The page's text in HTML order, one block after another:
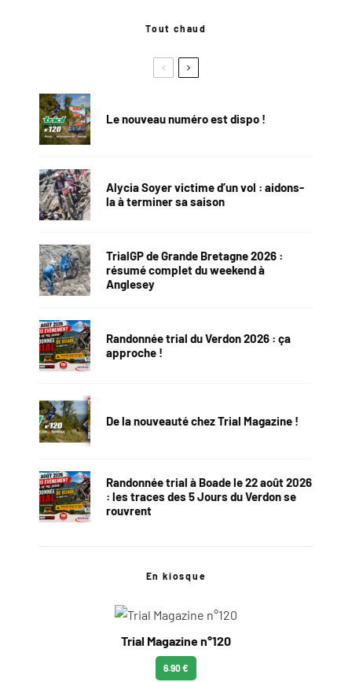
Tout chaud
Le nouveau numéro est dispo !
Alycia Soyer victime d’un vol : aidons-
la à terminer sa saison
TrialGP de Grande Bretagne 2026 :
résumé complet du weekend à
Anglesey
Randonnée trial du Verdon 2026 : ça
approche !
De la nouveauté chez Trial Magazine !
Randonnée trial à Boade le 22 août 2026
: les traces des 5 Jours du Verdon se
rouvrent
En kiosque
Trial Magazine n°120
6.90 €